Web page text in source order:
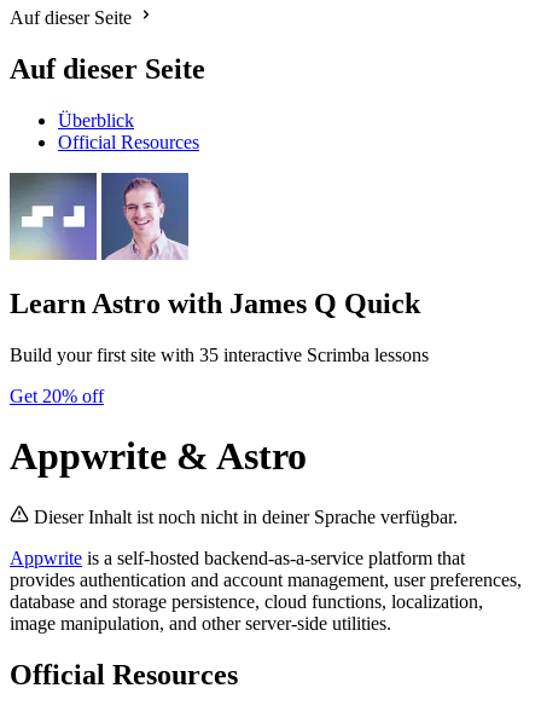
Auf dieser Seite
Auf dieser Seite
Überblick
Official Resources
Learn Astro with James Q Quick
Build your first site with 35 interactive Scrimba lessons
Get 20% off
Appwrite & Astro
Dieser Inhalt ist noch nicht in deiner Sprache verfügbar.
Appwrite is a self-hosted backend-as-a-service platform that
provides authentication and account management, user preferences,
database and storage persistence, cloud functions, localization,
image manipulation, and other server-side utilities.
Official Resources